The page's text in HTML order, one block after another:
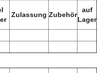
Zulassung Zubehör
auf
Lager